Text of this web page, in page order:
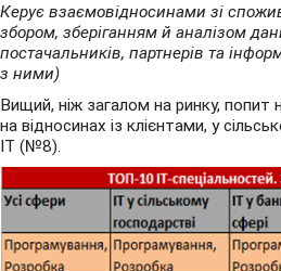
Керує взаємовідносинами зі
збором, зберіганням й аналізом
постачальників, партнерів та
з ними)
Вищий, ніж загалом на ринку, попит
на відносинах із клієнтами, у
IT (№8).